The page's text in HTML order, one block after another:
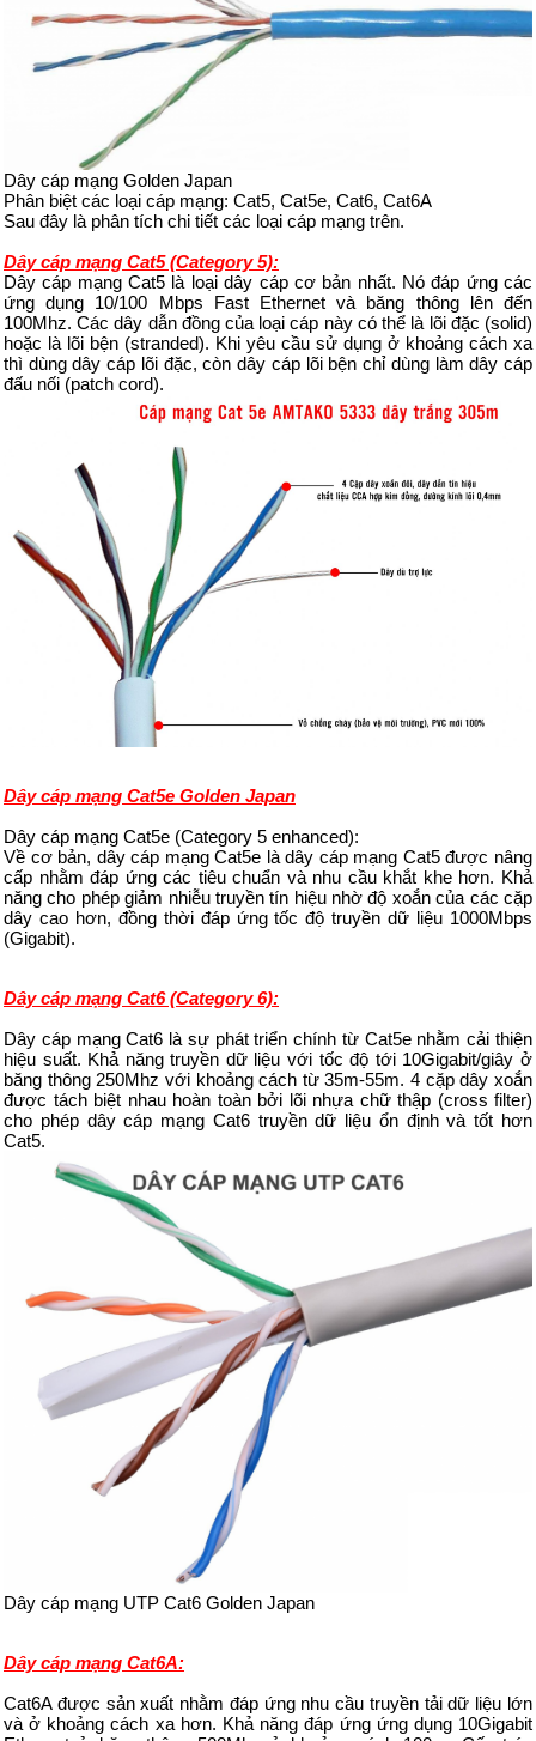
Dây cáp mạng Golden Japan
Phân biệt các loại cáp mạng: Cat5, Cat5e, Cat6, Cat6A
Sau đây là phân tích chi tiết các loại cáp mạng trên.
Dây cáp mạng Cat5 (Category 5):
Dây cáp mạng Cat5 là loại dây cáp cơ bản nhất. Nó đáp ứng các
ứng dụng 10/100 Mbps Fast Ethernet và băng thông lên đến
100Mhz. Các dây dẫn đồng của loại cáp này có thể là lõi đặc (solid)
hoặc là lõi bện (stranded). Khi yêu cầu sử dụng ở khoảng cách xa
thì dùng dây cáp lõi đặc, còn dây cáp lõi bện chỉ dùng làm dây cáp
đấu nối (patch cord).
Dây cáp mạng Cat5e Golden Japan
Dây cáp mạng Cat5e (Category 5 enhanced):
Về cơ bản, dây cáp mạng Cat5e là dây cáp mạng Cat5 được nâng
cấp nhằm đáp ứng các tiêu chuẩn và nhu cầu khắt khe hơn. Khả
năng cho phép giảm nhiễu truyền tín hiệu nhờ độ xoắn của các cặp
dây cao hơn, đồng thời đáp ứng tốc độ truyền dữ liệu 1000Mbps
(Gigabit).
Dây cáp mạng Cat6 (Category 6):
Dây cáp mạng Cat6 là sự phát triển chính từ Cat5e nhằm cải thiện
hiệu suất. Khả năng truyền dữ liệu với tốc độ tới 10Gigabit/giây ở
băng thông 250Mhz với khoảng cách từ 35m-55m. 4 cặp dây xoắn
được tách biệt nhau hoàn toàn bởi lõi nhựa chữ thập (cross filter)
cho phép dây cáp mạng Cat6 truyền dữ liệu ổn định và tốt hơn
Cat5.
Dây cáp mạng UTP Cat6 Golden Japan
Dây cáp mạng Cat6A:
Cat6A được sản xuất nhằm đáp ứng nhu cầu truyền tải dữ liệu lớn
và ở khoảng cách xa hơn. Khả năng đáp ứng ứng dụng 10Gigabit